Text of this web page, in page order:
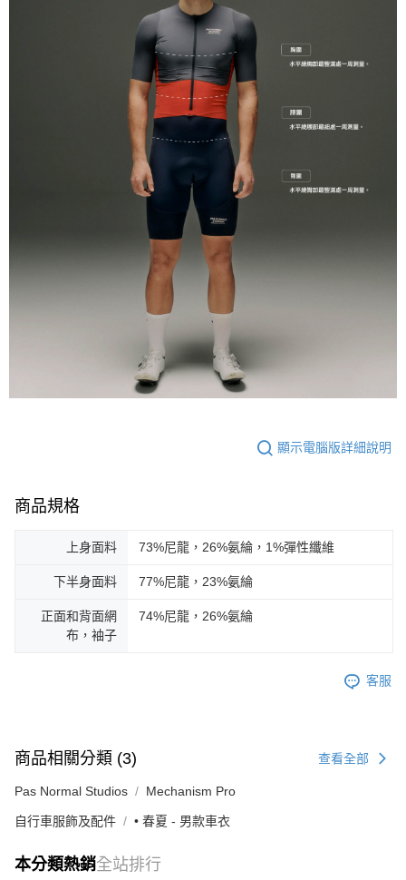
顯示電腦版詳細說明
商品規格
上身面料 73%尼龍，26%氨綸，1%彈性纖維
下半身面料 77%尼龍，23%氨綸
正面和背面網
布，袖子
74%尼龍，26%氨綸
客服
商品相關分類 (3) 查看全部
Pas Normal Studios Mechanism Pro
自行車服飾及配件 • 春夏 - 男款車衣
本分類熱銷全站排行